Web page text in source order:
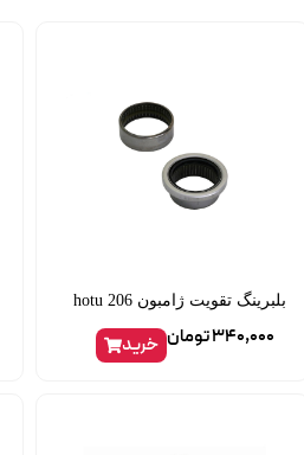
بلبرینگ تقویت ژامبون 206 hotu
340,000تومان خرید